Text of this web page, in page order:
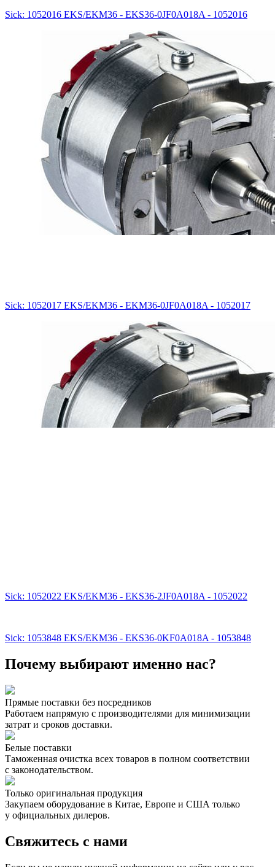
Sick: 1052016 EKS/EKM36 - EKS36-0JF0A018A - 1052016
Sick: 1052017 EKS/EKM36 - EKM36-0JF0A018A - 1052017
Sick: 1052022 EKS/EKM36 - EKS36-2JF0A018A - 1052022
Sick: 1053848 EKS/EKM36 - EKS36-0KF0A018A - 1053848
Почему выбирают именно нас?
Прямые поставки без посредников
Работаем напрямую с производителями для минимизации
затрат и сроков доставки.
Белые поставки
Таможенная очистка всех товаров в полном соответствии
с законодательством.
Только оригинальная продукция
Закупаем оборудование в Китае, Европе и США только
у официальных дилеров.
Свяжитесь с нами